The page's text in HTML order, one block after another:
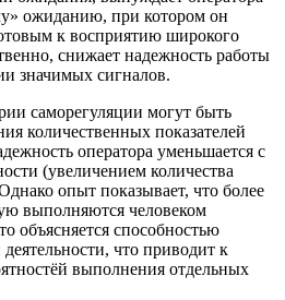
ожиданию, при котором он
к восприятию широкого
снижает надежность работы
значимых сигналов.
саморегуляции могут быть
количественных показателей
оператора уменьшается с
(увеличением количества
опыт показывает, что более
выполняются человеком
объясняется способностью
что приводит к
выполнения отдельных